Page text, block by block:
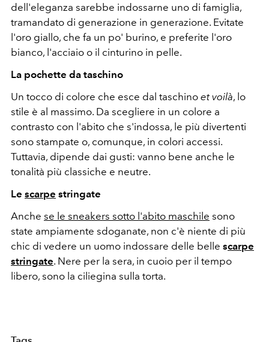
dell'eleganza sarebbe indossarne uno di famiglia,
tramandato di generazione in generazione. Evitate
l'oro giallo, che fa un po' burino, e preferite l'oro
bianco, l'acciaio o il cinturino in pelle.
La pochette da taschino
Un tocco di colore che esce dal taschino et voilà, lo
stile è al massimo. Da scegliere in un colore a
contrasto con l'abito che s'indossa, le più divertenti
sono stampate o, comunque, in colori accessi.
Tuttavia, dipende dai gusti: vanno bene anche le
tonalità più classiche e neutre.
Le scarpe stringate
Anche se le sneakers sotto l'abito maschile sono
state ampiamente sdoganate, non c'è niente di più
chic di vedere un uomo indossare delle belle scarpe
stringate. Nere per la sera, in cuoio per il tempo
libero, sono la ciliegina sulla torta.